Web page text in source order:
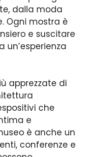
dalla moda
Ogni mostra è
e suscitare
un’esperienza
apprezzate di
che
e
è anche un
conferenze e